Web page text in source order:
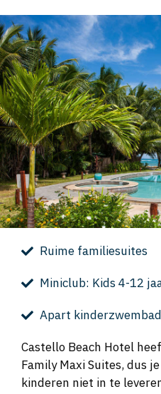
Ruime familiesuites
Miniclub: Kids 4-12
Apart kinderzwembad
Castello Beach Hotel
Family Maxi Suites, dus
kinderen niet in te